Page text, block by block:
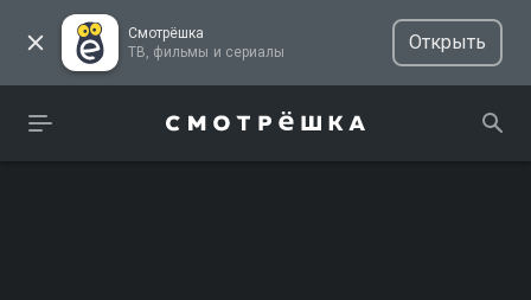
Смотрёшка
ТВ, фильмы и сериалы
Открыть